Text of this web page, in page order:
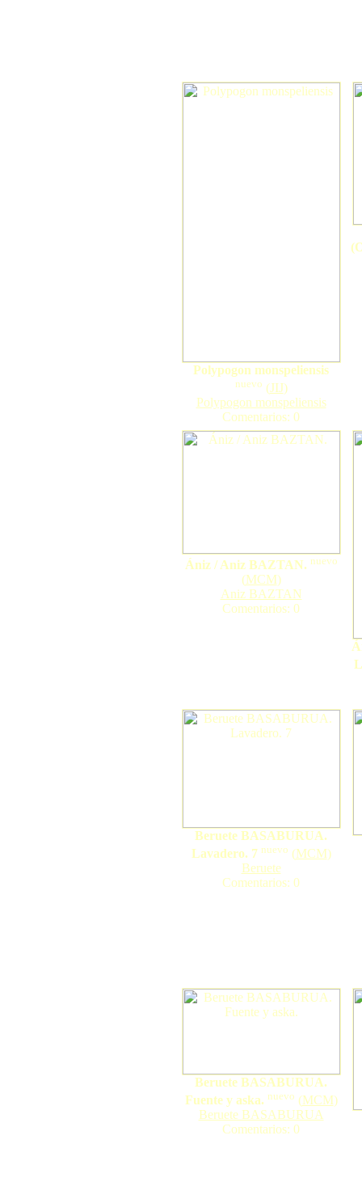
Polypogon monspeliensis
nuevo (JIJ)
Polypogon monspeliensis
Comentarios: 0
Ániz / Aniz BAZTAN. nuevo
(MCM)
Aniz BAZTAN
Comentarios: 0
Beruete BASABURUA.
Lavadero. 7 nuevo (MCM)
Beruete
Comentarios: 0
Beruete BASABURUA.
Fuente y aska. nuevo (MCM)
Beruete BASABURUA
Comentarios: 0